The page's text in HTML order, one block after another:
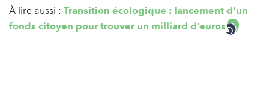
À lire aussi : Transition écologique : lancement d’un
fonds citoyen pour trouver un milliard d’euros